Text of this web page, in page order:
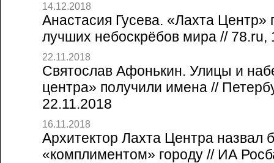
14.12.2018
Анастасия Гусева. «Лахта Центр»
лучших небоскрёбов мира // 78.ru,
22.11.2018
Святослав Афонькин. Улицы и
центра» получили имена //
22.11.2018
16.11.2018
Архитектор Лахта Центра назвал
«комплиментом» городу // ИА